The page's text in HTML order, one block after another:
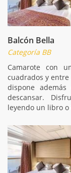
Balcón Bella
Categoría BB
Camarote con
cuadrados y
dispone
descansar.
leyendo un libro